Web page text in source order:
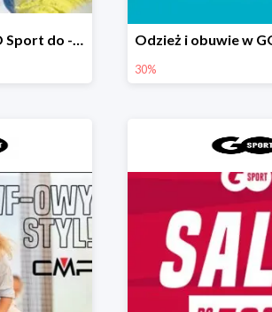
Sporty zimowe w GO Sport do -50%
30%